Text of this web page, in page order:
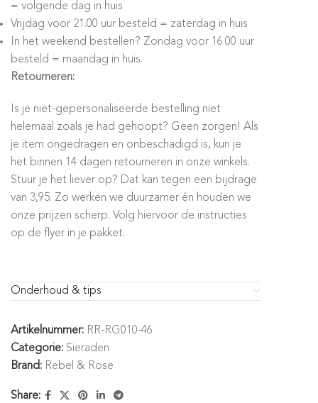
= volgende dag in huis
Vrijdag voor 21.00 uur besteld = zaterdag in huis
In het weekend bestellen? Zondag voor 16.00 uur
besteld = maandag in huis.
Retourneren:
Is je niet-gepersonaliseerde bestelling niet
helemaal zoals je had gehoopt? Geen zorgen! Als
je item ongedragen en onbeschadigd is, kun je
het binnen 14 dagen retourneren in onze winkels.
Stuur je het liever op? Dat kan tegen een bijdrage
van 3,95. Zo werken we duurzamer én houden we
onze prijzen scherp. Volg hiervoor de instructies
op de flyer in je pakket.
Onderhoud & tips
Artikelnummer: RR-RG010-46
Categorie: Sieraden
Brand: Rebel & Rose
Share: